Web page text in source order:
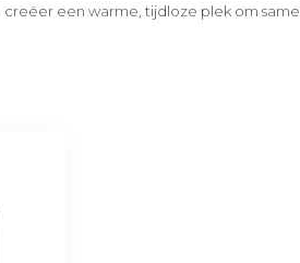
een warme, tijdloze plek om